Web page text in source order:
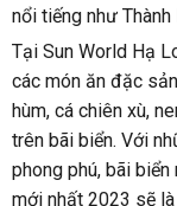
nổi tiếng như
Tại Sun World Hạ
các món ăn đặc
hùm, cá chiên xù,
trên bãi biển. Với
phong phú, bãi
mới nhất 2023 sẽ